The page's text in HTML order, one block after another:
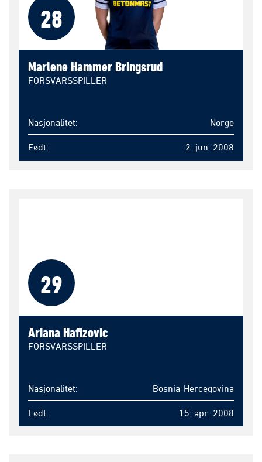
28
Marlene Hammer Bringsrud
FORSVARSSPILLER
Nasjonalitet Norge
Født 2. jun. 2008
29
Ariana Hafizovic
FORSVARSSPILLER
Nasjonalitet Bosnia-Hercegovina
Født 15. apr. 2008